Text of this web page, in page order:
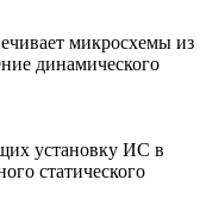
микросхемы из
динамического
установку ИС в
статического